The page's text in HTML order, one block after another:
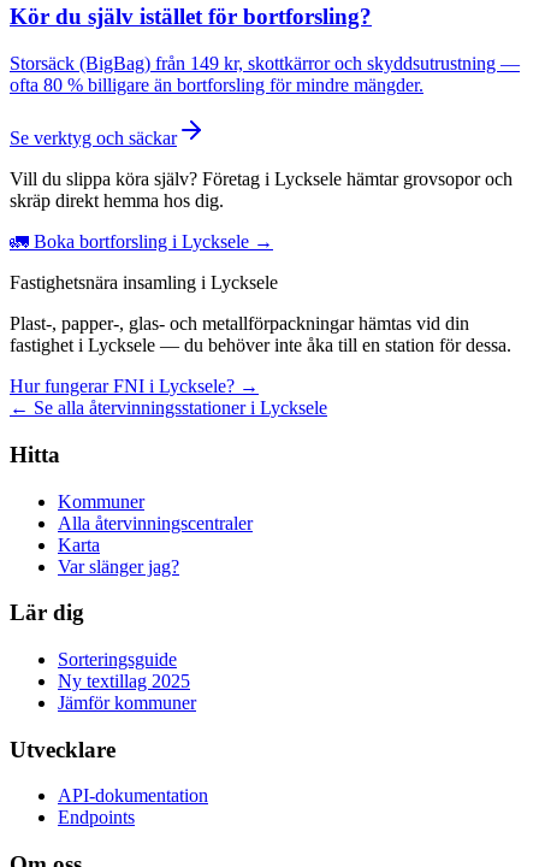
Kör du själv istället för bortforsling?
Storsäck (BigBag) från 149 kr, skottkärror och skyddsutrustning —
ofta 80 % billigare än bortforsling för mindre mängder.
Se verktyg och säckar
Vill du slippa köra själv? Företag i Lycksele hämtar grovsopor och
skräp direkt hemma hos dig.
🚛 Boka bortforsling i Lycksele →
Fastighetsnära insamling i Lycksele
Plast-, papper-, glas- och metallförpackningar hämtas vid din
fastighet i Lycksele — du behöver inte åka till en station för dessa.
Hur fungerar FNI i Lycksele? →
← Se alla återvinningsstationer i Lycksele
Hitta
Kommuner
Alla återvinningscentraler
Karta
Var slänger jag?
Lär dig
Sorteringsguide
Ny textillag 2025
Jämför kommuner
Utvecklare
API-dokumentation
Endpoints